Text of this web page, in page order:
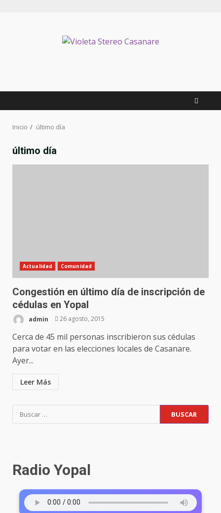
Inicio último día
último día
Actualidad Comunidad
Congestión en último día de inscripción de
cédulas en Yopal
admin 26 agosto, 2015
Cerca de 45 mil personas inscribieron sus cédulas
para votar en las elecciones locales de Casanare.
Ayer...
Leer Más
Radio Yopal